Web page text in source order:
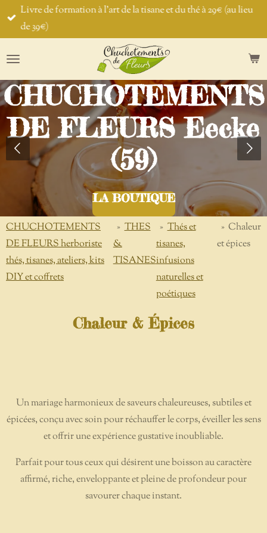
Passer
principal
Livre de formation à l'art de la tisane et du thé à 29€ (au lieu
de 39€)
CHUCHOTEMENTS
DE FLEURS Eecke
(59)
LA BOUTIQUE
CHUCHOTEMENTS
DE FLEURS herboriste
thés, tisanes, ateliers, kits
DIY et coffrets
» THES
&
TISANES
» Thés et
tisanes,
infusions
naturelles et
poétiques
» Chaleur
et épices
Chaleur & Épices
Un mariage harmonieux de saveurs chaleureuses, subtiles et
épicées, conçu avec soin pour réchauffer le corps, éveiller les sens
et offrir une expérience gustative inoubliable.
Parfait pour tous ceux qui désirent une boisson au caractère
affirmé, riche, enveloppante et pleine de profondeur pour
savourer chaque instant.